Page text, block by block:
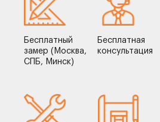
Бесплатный
замер (Москва,
СПБ, Минск)
Бесплатная
консультация